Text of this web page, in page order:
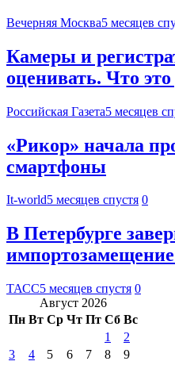
Вечерняя Москва5 месяцев
Камеры и
оценивать. Что это
Российская Газета5 месяцев
«Рикор» начала
смартфоны
It-world5 месяцев спустя 0
В Петербурге
ТАСС5 месяцев спустя 0
Август 2026
Пн Вт Ср Чт Пт Сб Вс
1
2
3
4 5 6 7 8 9